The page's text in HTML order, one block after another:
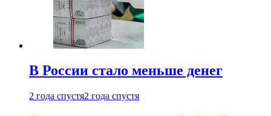
В России стало меньше денег
2 года спустя2 года спустя